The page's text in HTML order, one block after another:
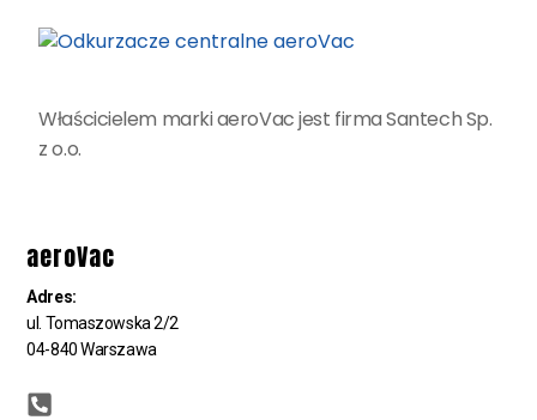
Właścicielem marki aeroVac jest firma Santech Sp.
z o.o.
aeroVac
Adres:
ul. Tomaszowska 2/2
04-840 Warszawa